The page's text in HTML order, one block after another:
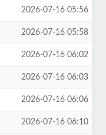
2026-07-16 05:56
2026-07-16 05:58
2026-07-16 06:02
2026-07-16 06:03
2026-07-16 06:06
2026-07-16 06:10